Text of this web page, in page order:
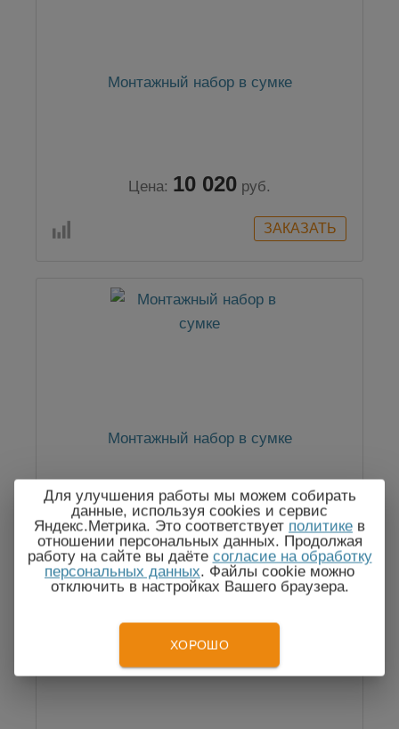
Монтажный набор в сумке
Цена: 10 020 руб.
Монтажный набор в сумке
Цена: 19 642 руб.
Для улучшения работы мы можем собирать
данные, используя cookies и сервис
Яндекс.Метрика. Это соответствует политике в
отношении персональных данных. Продолжая
работу на сайте вы даёте согласие на обработку
персональных данных. Файлы cookie можно
отключить в настройках Вашего браузера.
ХОРОШО